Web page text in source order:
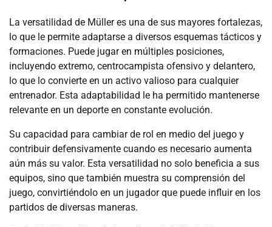
La versatilidad de Müller es una de sus mayores fortalezas,
lo que le permite adaptarse a diversos esquemas tácticos y
formaciones. Puede jugar en múltiples posiciones,
incluyendo extremo, centrocampista ofensivo y delantero,
lo que lo convierte en un activo valioso para cualquier
entrenador. Esta adaptabilidad le ha permitido mantenerse
relevante en un deporte en constante evolución.
Su capacidad para cambiar de rol en medio del juego y
contribuir defensivamente cuando es necesario aumenta
aún más su valor. Esta versatilidad no solo beneficia a sus
equipos, sino que también muestra su comprensión del
juego, convirtiéndolo en un jugador que puede influir en los
partidos de diversas maneras.